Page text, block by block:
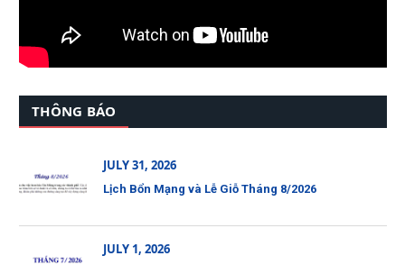
THÔNG BÁO
JULY 31, 2026
Lịch Bổn Mạng và Lễ Giỗ Tháng 8/2026
JULY 1, 2026